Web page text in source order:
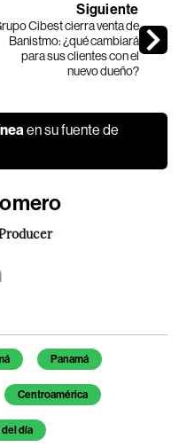
Siguiente
Cibest cierra venta de
Banistmo: ¿qué cambiará
para sus clientes con el
nuevo dueño?
en su fuente de
Panamá
Centroamérica
del día